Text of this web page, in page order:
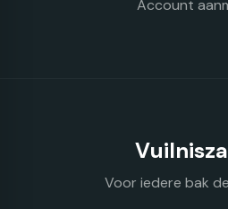
Account
Voor iedere bak